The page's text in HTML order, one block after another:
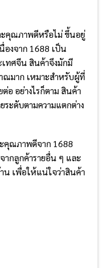
ะคุณภาพดีหรือไม่ ขึ้นอยู่
องจาก 1688 เป็น
ทศจีน สินค้าจึงมักมี
ณมาก เหมาะสำหรับผู้ที่
อ อย่างไรก็ตาม สินค้า
ะดับตามความแตกต่าง
คุณภาพดีจาก 1688
ากลูกค้ารายอื่น ๆ และ
น เพื่อให้แน่ใจว่าสินค้า